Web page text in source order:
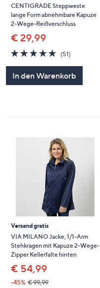
CENTIGRADE Steppweste
lange Form abnehmbare Kapuze
2-Wege-Reißverschluss
€ 29,99
4.7
von
5
(51)
In den Warenkorb
Versand gratis
VIA MILANO Jacke, 1/1-Arm
Stehkragen mit Kapuze 2-Wege-
Zipper Kellerfalte hinten
€ 54,99
-45% € 99,99